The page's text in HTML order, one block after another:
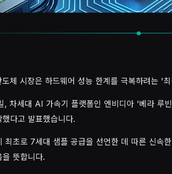
체 시장은 하드웨어 성능 한계를 극복하려는 '
, 차세대 AI 가속기 플랫폼인 엔비디아 '베라
다고 발표했습니다.
최초로 7세대 샘플 공급을 선언한 데 따른 신속
뜻합니다.